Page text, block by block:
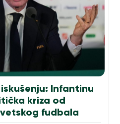
Infantinu
kriza od
fudbala